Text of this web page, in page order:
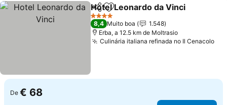
PartilharAdicionar aos favoritos
Hotel Leonardo da Vinci
4 Estrelas
8,4 Muito boa
1.548
Erba, a 12.5 km de Moltrasio
Culinária italiana refinada no Il Cenacolo
De € 68